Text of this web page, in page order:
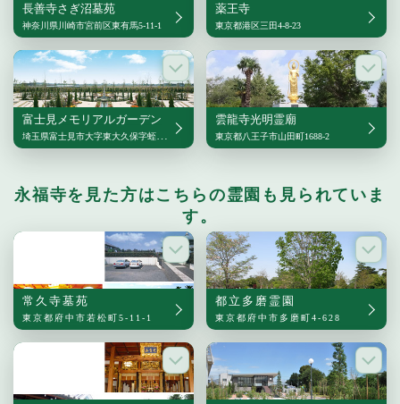
長善寺さぎ沼墓苑
神奈川県川崎市宮前区東有馬5-11-1
薬王寺
東京都港区三田4-8-23
富士見メモリアルガーデン
埼玉県富士見市大字東大久保字蛭沼3843番4
雲龍寺光明霊廟
東京都八王子市山田町1688-2
永福寺を見た方はこちらの霊園も見られていま
す。
常久寺墓苑
東京都府中市若松町5-11-1
都立多磨霊園
東京都府中市多磨町4-628